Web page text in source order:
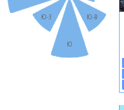
Ю-В
Ю
Ю-З